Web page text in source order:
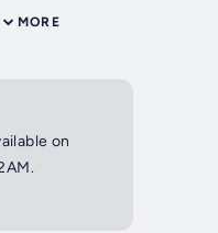
MORE
on